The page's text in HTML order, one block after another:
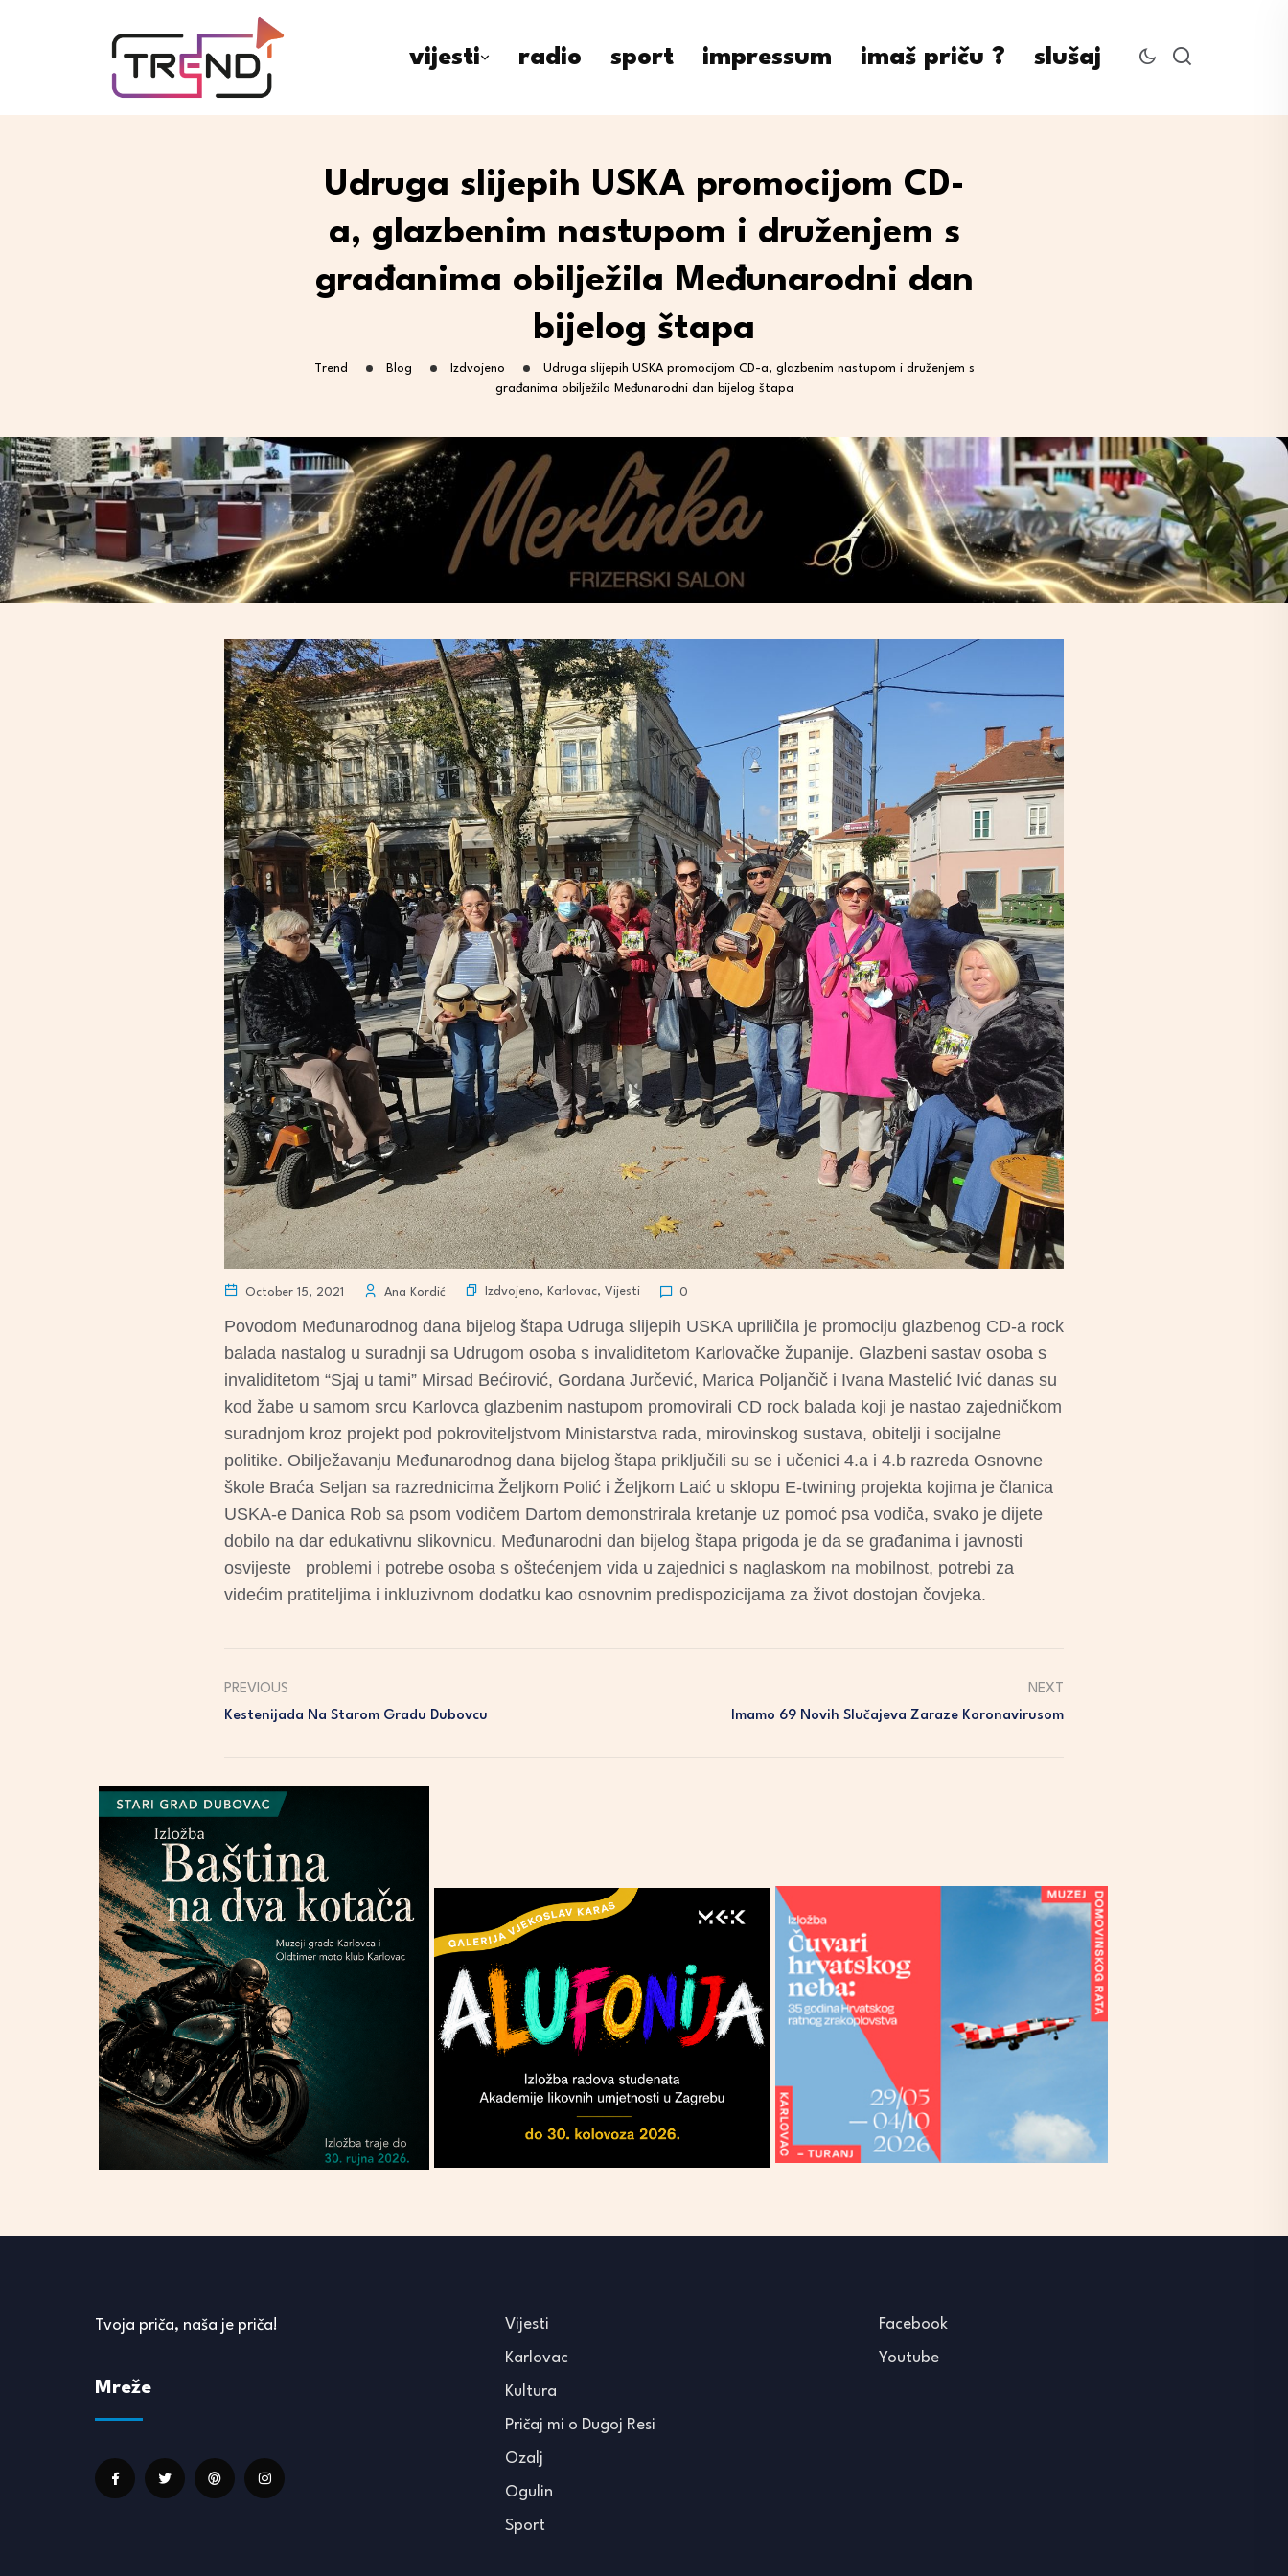
vijesti radio sport impressum imaš priču ? slušaj
Udruga slijepih USKA promocijom CD-
a, glazbenim nastupom i druženjem s
građanima obilježila Međunarodni dan
bijelog štapa
Trend Blog Izdvojeno
Udruga slijepih USKA promocijom CD-a, glazbenim nastupom i druženjem s
građanima obilježila Međunarodni dan bijelog štapa
October 15, 2021 Ana Kordić Izdvojeno, Karlovac, Vijesti 0
Povodom Međunarodnog dana bijelog štapa Udruga slijepih USKA upriličila je promociju glazbenog CD-a rock
balada nastalog u suradnji sa Udrugom osoba s invaliditetom Karlovačke županije. Glazbeni sastav osoba s
invaliditetom “Sjaj u tami” Mirsad Bećirović, Gordana Jurčević, Marica Poljančič i Ivana Mastelić Ivić danas su
kod žabe u samom srcu Karlovca glazbenim nastupom promovirali CD rock balada koji je nastao zajedničkom
suradnjom kroz projekt pod pokroviteljstvom Ministarstva rada, mirovinskog sustava, obitelji i socijalne
politike. Obilježavanju Međunarodnog dana bijelog štapa priključili su se i učenici 4.a i 4.b razreda Osnovne
škole Braća Seljan sa razrednicima Željkom Polić i Željkom Laić u sklopu E-twining projekta kojima je članica
USKA-e Danica Rob sa psom vodičem Dartom demonstrirala kretanje uz pomoć psa vodiča, svako je dijete
dobilo na dar edukativnu slikovnicu. Međunarodni dan bijelog štapa prigoda je da se građanima i javnosti
osvijeste problemi i potrebe osoba s oštećenjem vida u zajednici s naglaskom na mobilnost, potrebi za
videćim pratiteljima i inkluzivnom dodatku kao osnovnim predispozicijama za život dostojan čovjeka.
PREVIOUS
Kestenijada Na Starom Gradu Dubovcu
NEXT
Imamo 69 Novih Slučajeva Zaraze Koronavirusom
Tvoja priča, naša je priča!
Mreže
Vijesti
Karlovac
Kultura
Pričaj mi o Dugoj Resi
Ozalj
Ogulin
Sport
Facebook
Youtube